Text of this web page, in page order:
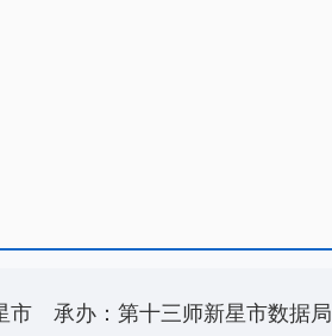
市 承办：第十三师新星市数据局